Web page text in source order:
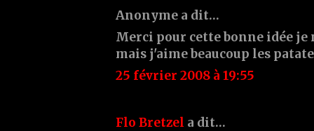
Anonyme a dit…
Merci pour cette bonne idée je
mais j'aime beaucoup les
25 février 2008 à 19:55
Flo Bretzel a dit…